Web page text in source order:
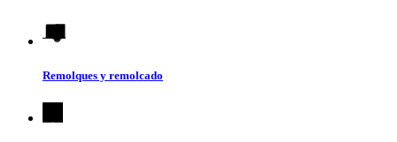
Remolques y remolcado